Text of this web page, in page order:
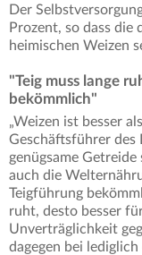
Der
Prozent, so dass
heimischen Weizen
"Teig muss lange
bekömmlich"
„Weizen ist besser
Geschäftsführer
genügsame
auch die
Teigführung
ruht, desto besser
Unverträglichkeit
dagegen bei